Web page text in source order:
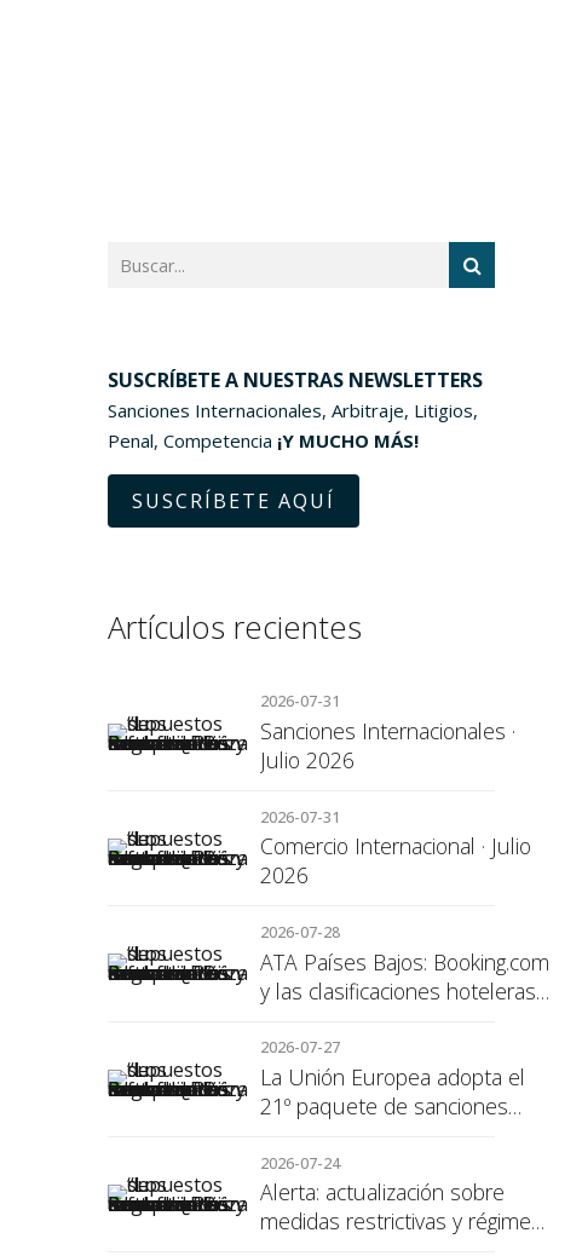
SUSCRÍBETE A NUESTRAS NEWSLETTERS
Sanciones Internacionales, Arbitraje, Litigios,
Penal, Competencia ¡Y MUCHO MÁS!
SUSCRÍBETE AQUÍ
Artículos recientes
2026-07-31
Sanciones Internacionales ·
Julio 2026
2026-07-31
Comercio Internacional · Julio
2026
2026-07-28
ATA Países Bajos: Booking.com
y las clasificaciones hoteleras,
para el consumidor
2026-07-27
La Unión Europea adopta el
21º paquete de sanciones
2026-07-24
Alerta: actualización sobre
medidas restrictivas y régimen